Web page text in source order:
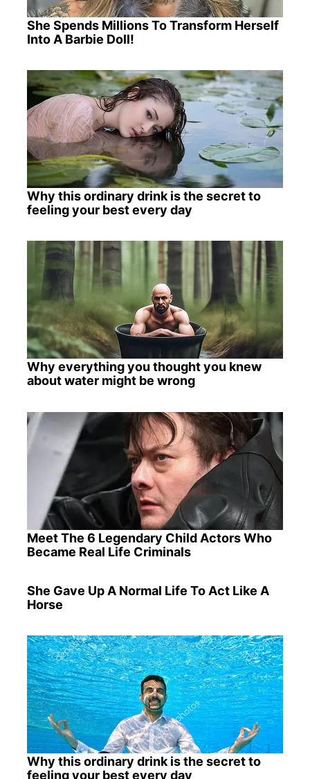
She Spends Millions To Transform Herself
Into A Barbie Doll!
Why this ordinary drink is the secret to
feeling your best every day
Why everything you thought you knew
about water might be wrong
Meet The 6 Legendary Child Actors Who
Became Real Life Criminals
She Gave Up A Normal Life To Act Like A
Horse
Why this ordinary drink is the secret to
feeling your best every day